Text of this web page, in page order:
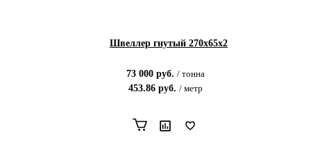
Швеллер гнутый 270х65х2
73 000руб. / тонна
453.86руб. / метр